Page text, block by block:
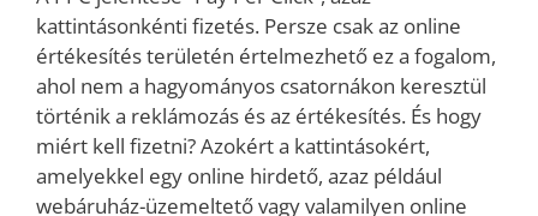
kattintásonkénti fizetés. Persze csak az online
értékesítés területén értelmezhető ez a fogalom,
ahol nem a hagyományos csatornákon keresztül
történik a reklámozás és az értékesítés. És hogy
miért kell fizetni? Azokért a kattintásokért,
amelyekkel egy online hirdető, azaz például
webáruház-üzemeltető vagy valamilyen online